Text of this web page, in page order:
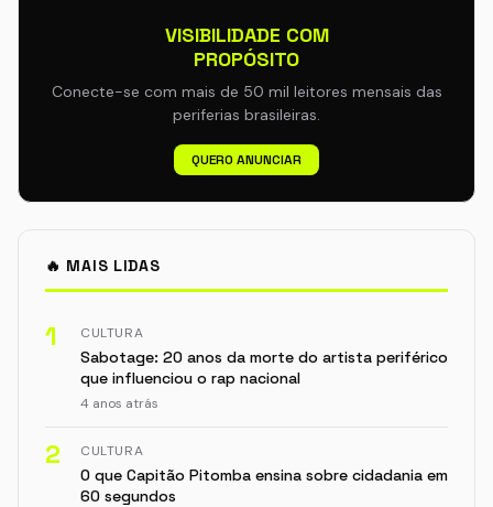
VISIBILIDADE COM
PROPÓSITO
Conecte-se com mais de 50 mil leitores mensais das
periferias brasileiras.
QUERO ANUNCIAR
🔥 MAIS LIDAS
1 CULTURA
Sabotage: 20 anos da morte do artista periférico
que influenciou o rap nacional
4 anos atrás
2 CULTURA
O que Capitão Pitomba ensina sobre cidadania em
60 segundos